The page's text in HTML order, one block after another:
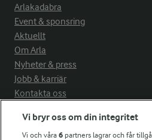
Arlakadabra
Event & sponsring
Aktuellt
Om Arla
Nyheter & press
Jobb & karriär
Kontakta oss
Arla in other countries
Vi bryr oss om din integritet
Vi och våra6 partners lagrar och får